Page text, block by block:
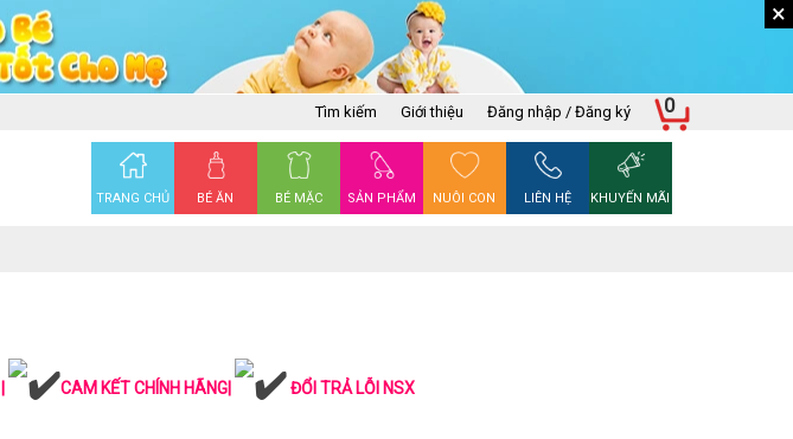
×
Tìm kiếm Giới thiệu Đăng nhập / Đăng ký
TRANG CHỦ BÉ ĂN BÉ MẶC SẢN PHẨM NUÔI CON LIÊN HỆ KHUYẾN MÃI
0
CAM KẾT CHÍNH HÃNG| ĐỔI TRẢ LỖI NSX